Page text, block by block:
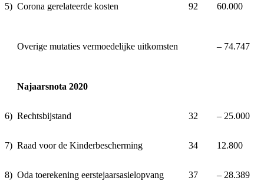
5) Corona gerelateerde kosten 92 60.000
Overige mutaties vermoedelijke uitkomsten ‒ 74.747
Najaarsnota 2020
6) Rechtsbijstand 32 ‒ 25.000
7) Raad voor de Kinderbescherming 34 12.800
8) Oda toerekening eerstejaarsasielopvang 37 ‒ 28.389